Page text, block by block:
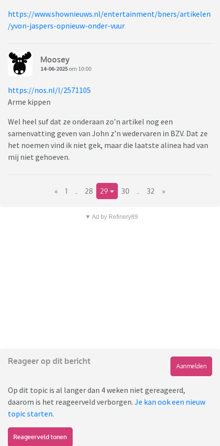
https://www.shownieuws.nl/entertainment/bners/artikelen
/yvon-jaspers-opnieuw-onder-vuur
Moosey
14-06-2025 om 10:00
https://nos.nl/l/2571105
Arme kippen
Wel heel suf dat ze onderaan zo’n artikel nog een
samenvatting geven van John z’n wedervaren in BZV. Dat ze
het noemen vind ik niet gek, maar die laatste alinea had van
mij niet gehoeven.
« 1 28 29 30 32 »
▼ Ad by Refinery89
Reageer op dit bericht
Aanmelden
Op dit topic is al langer dan 4 weken niet gereageerd,
daarom is het reageerveld verborgen. Je kan ook een nieuw
topic starten.
Reageerveld tonen